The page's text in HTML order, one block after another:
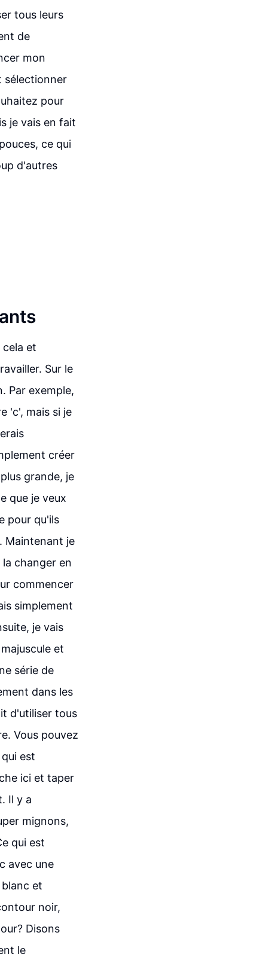
tous leurs
de
mon
sélectionner
pour
je vais en fait
ce qui
d'autres
et
Sur le
Par exemple,
'c', mais si je
créer
grande, je
que je veux
pour qu'ils
Maintenant je
changer en
commencer
simplement
je vais
et
série de
dans les
d'utiliser tous
Vous pouvez
est
ici et taper
Il y a
mignons,
qui est
avec une
et
noir,
Disons
le